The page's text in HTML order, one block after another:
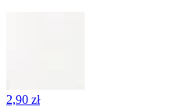
2,90 zł